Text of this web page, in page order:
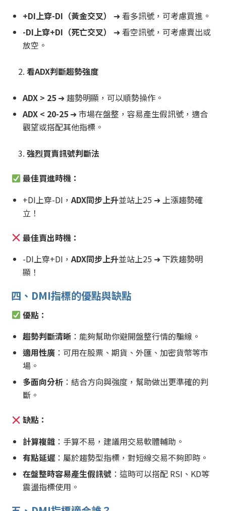
+DI上穿-DI（黃金交叉）
➜ 看多訊號，可考慮買進。
-DI上穿+DI（死亡交叉）
➜ 看空訊號，可考慮賣出或
放空。
看ADX判斷趨勢強度
ADX > 25 ➜ 趨勢明顯，可以順勢操作。
ADX < 20-25 ➜ 市場在盤整，容易產生假訊號，適合
觀望或搭配其他指標。
強烈買賣訊號判斷法
最佳買進時機：
+DI上穿-DI，ADX同步上升並站上25 ➜ 上漲趨勢確
立！
最佳賣出時機：
-DI上穿+DI，ADX同步上升並站上25 ➜ 下跌趨勢明
顯！
四、DMI指標的優點與缺點
優點：
趨勢判斷清晰 ：能夠幫助你避開盤整行情的騙線。
適用性廣 ：可用在股票、期貨、外匯、加密貨幣等市
場。
多面向分析 ：結合方向與強度，幫助做出更準確的判
斷。
缺點：
計算複雜 ：手算不易，建議用交易軟體輔助。
有點延遲：屬於趨勢型指標，對短線交易不夠即時。
在盤整時容易產生假訊號 ：這時可以搭配 RSI、KD等
震盪指標使用。